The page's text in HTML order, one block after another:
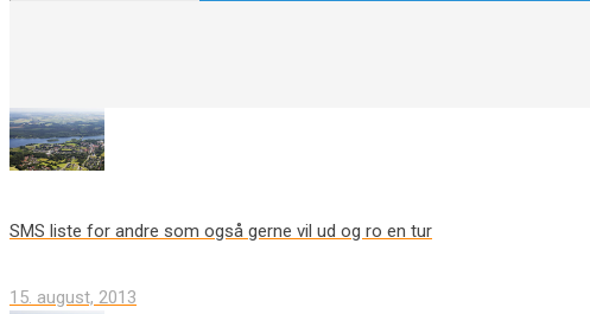
SMS liste for andre som også gerne vil ud og ro en tur
15. august, 2013